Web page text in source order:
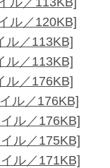
ル／120KB]
ル／113KB]
ル／113KB]
ル／176KB]
ル／176KB]
ル／176KB]
ル／175KB]
ル／171KB]